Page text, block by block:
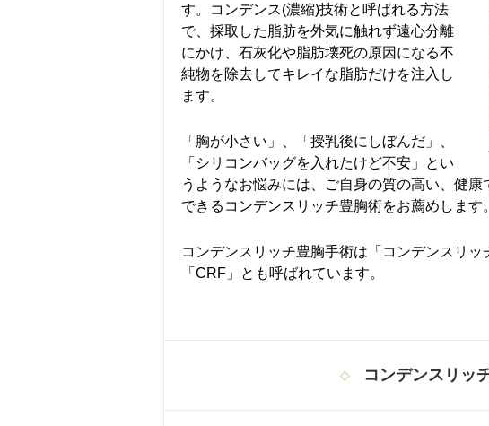
す。コンデンス(濃縮)技術と呼ばれる方法
で、採取した脂肪を外気に触れず遠心分離
にかけ、石灰化や脂肪壊死の原因になる不
純物を除去してキレイな脂肪だけを注入し
ます。
「胸が小さい」、「授乳後にしぼんだ」、
「シリコンバッグを入れたけど不安」とい
うようなお悩みには、ご自身の質の高い、健
できるコンデンスリッチ豊胸術をお薦めします。
コンデンスリッチ豊胸手術は「コンデンスリ
「CRF」とも呼ばれています。
コンデンスリッ